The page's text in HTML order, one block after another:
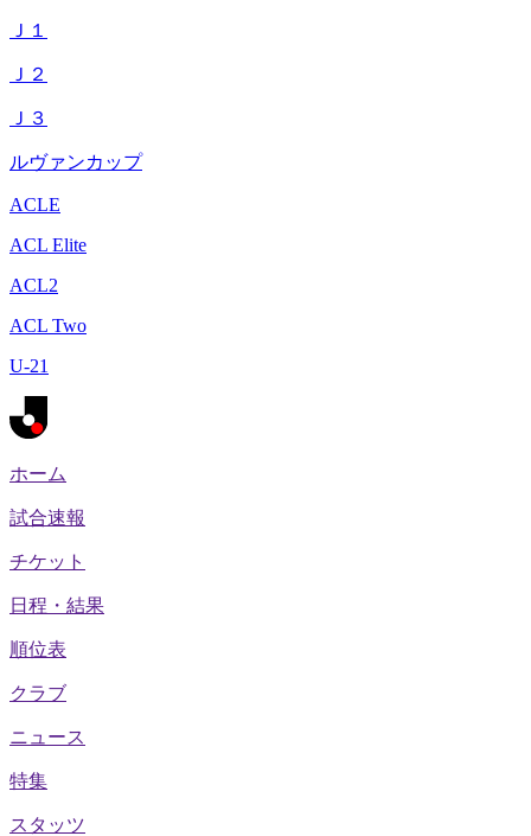
Ｊ１
Ｊ２
Ｊ３
ルヴァンカップ
ACLE
ACL Elite
ACL2
ACL Two
U-21
ホーム
試合速報
チケット
日程・結果
順位表
クラブ
ニュース
特集
スタッツ